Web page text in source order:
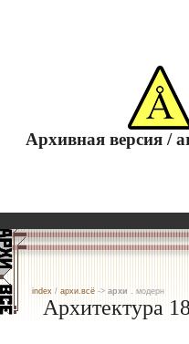
Архивная версия /
index / архи.всё -> архи . модерн
Архитектура